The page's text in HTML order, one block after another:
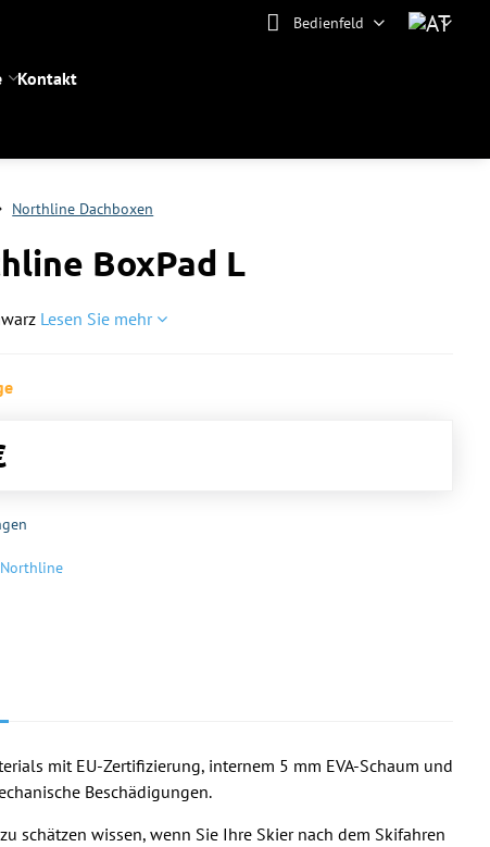
Bedienfeld
Kontakt
Northline Dachboxen
BoxPad L
Lesen Sie mehr
Northline
mit EU-Zertifizierung, internem 5 mm EVA-Schaum und
Beschädigungen.
schätzen wissen, wenn Sie Ihre Skier nach dem Skifahren